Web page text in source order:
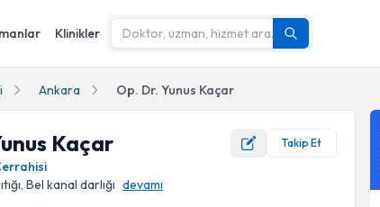
Klinikler
Ankara Op. Dr. Yunus Kaçar
Kaçar Takip Et
Bel kanal darlığı devamı